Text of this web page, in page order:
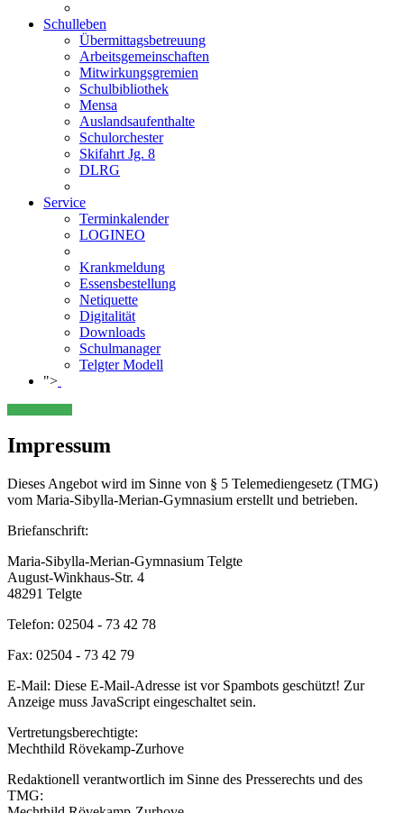
Schulleben
Übermittagsbetreuung
Arbeitsgemeinschaften
Mitwirkungsgremien
Schulbibliothek
Mensa
Auslandsaufenthalte
Schulorchester
Skifahrt Jg. 8
DLRG
Service
Terminkalender
LOGINEO
Krankmeldung
Essensbestellung
Netiquette
Digitalität
Downloads
Schulmanager
Telgter Modell
">
Impressum
Dieses Angebot wird im Sinne von § 5 Telemediengesetz (TMG)
vom Maria-Sibylla-Merian-Gymnasium erstellt und betrieben.
Briefanschrift:
Maria-Sibylla-Merian-Gymnasium Telgte
August-Winkhaus-Str. 4
48291 Telgte
Telefon: 02504 - 73 42 78
Fax: 02504 - 73 42 79
E-Mail: Diese E-Mail-Adresse ist vor Spambots geschützt! Zur
Anzeige muss JavaScript eingeschaltet sein.
Vertretungsberechtigte:
Mechthild Rövekamp-Zurhove
Redaktionell verantwortlich im Sinne des Presserechts und des
TMG: